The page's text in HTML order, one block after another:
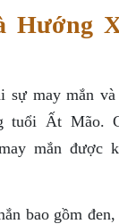
Hướng
sự may mắn
tuổi Ất Mão.
mắn được
bao gồm